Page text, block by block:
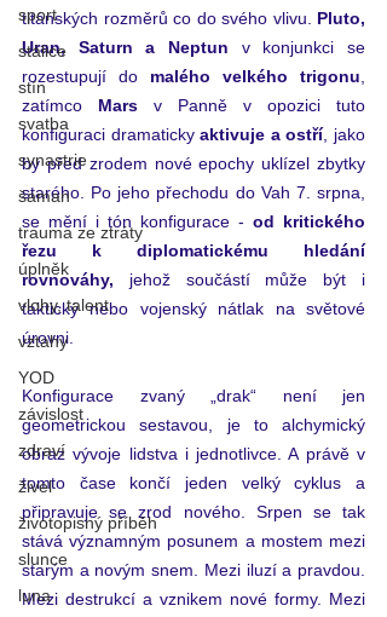
sport
stálice
stín
svatba
synastrie
šaman
trauma ze ztráty
úplněk
vlohy, talent
vztahy
YOD
závislost
zdraví
živel
životopisný příběh
slunce
luna
titánských rozměrů co do svého vlivu. Pluto,
Uran, Saturn a Neptun v konjunkci se
rozestupují do malého velkého trigonu
zatímco Mars v Panně v opozici tuto
konfiguraci dramaticky aktivuje a ostří, jako
by před zrodem nové epochy uklízel zbytky
starého. Po jeho přechodu do Vah 7.
srpna,
se mění i tón konfigurace - od kritického
řezu k diplomatickému hledání
rovnováhy, jehož součástí může být i
taktický nebo vojenský nátlak na světové
úrovni.
Konfigurace zvaný „drak“ není jen
geometrickou sestavou, je to alchymický
obraz vývoje lidstva i jednotlivce. A právě v
tomto čase končí jeden velký cyklus a
připravuje se zrod nového. Srpen se tak
stává významným posunem a mostem mezi
starým a novým snem. Mezi iluzí a pravdou.
Mezi destrukcí a vznikem nové formy. Mezi